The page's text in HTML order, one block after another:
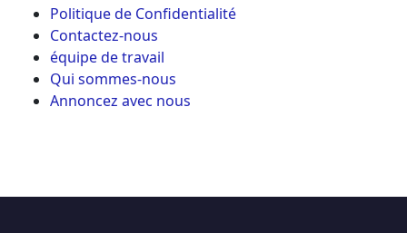
Politique de Confidentialité
Contactez-nous
équipe de travail
Qui sommes-nous
Annoncez avec nous